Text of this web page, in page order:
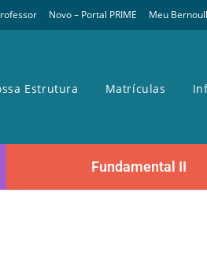
Novo – Portal PRIME Meu
Estrutura Matrículas
Fundamental II